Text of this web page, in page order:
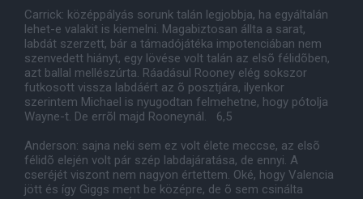
Carrick: középpályás sorunk talán legjobbja, ha egyáltalán
lehet-e valakit is kiemelni. Magabiztosan állta a sarat,
labdát szerzett, bár a támadójátéka impotenciában nem
szenvedett hiányt, egy lövése volt talán az elsõ félidõben,
azt ballal mellészúrta. Ráadásul Rooney elég sokszor
futkosott vissza labdáért az õ posztjára, ilyenkor
szerintem Michael is nyugodtan felmehetne, hogy pótolja
Wayne-t. De errõl majd Rooneynál. 6,5
Anderson: sajna neki sem ez volt élete meccse, az elsõ
félidõ elején volt pár szép labdajáratása, de ennyi. A
cseréjét viszont nem nagyon értettem. Oké, hogy Valencia
jött és így Giggs ment be középre, de õ sem csinálta